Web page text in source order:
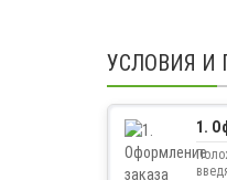
УСЛОВИЯ И
1.